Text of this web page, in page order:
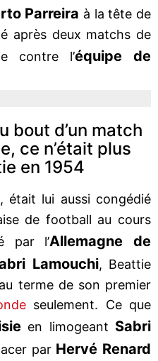
Parreira à la tête de
après deux matchs de
contre l’équipe de
bout d’un match
ce n’était plus
en 1954
était lui aussi congédié
de football au cours
par l’Allemagne de
Lamouchi, Beattie
terme de son premier
seulement. Ce que
en limogeant Sabri
par Hervé Renard